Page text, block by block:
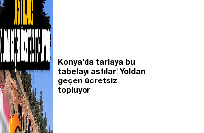
Konya’da tarlaya bu
tabelayı astılar! Yoldan
geçen ücretsiz
topluyor